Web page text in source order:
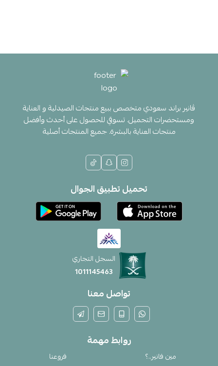
ڤانير براند سعودي متخصص ببيع منتجات الصيدلية و العناية
ومستحضرات التجميل. تسوقي للحصول على أحدث وأفضل
منتجات العناية بالبشرة. جميع المنتجات أصلية
تحميل تطبيق الجوال
السجل التجاري
1011145463
تواصل معنا
روابط مهمة
مين فانير..؟
فروعنا